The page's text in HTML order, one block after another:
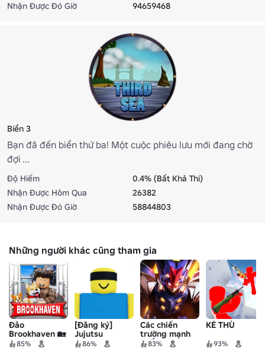
Nhận Được Đó Giờ
94659468
Biển 3
Bạn đã đến biển thứ ba! Một cuộc phiêu lưu mới đang chờ
đợi ...
Độ Hiếm
0.4% (Bất Khả Thi)
Nhận Được Hôm Qua
26382
Nhận Được Đó Giờ
58844803
Những người khác cũng tham gia
Đảo
Brookhaven 🏡
RP85%
[Đăng ký]
Jujutsu
Shenanigans
86%
Các chiến
trường mạnh
nhất
83%
KẺ THÙ
93%